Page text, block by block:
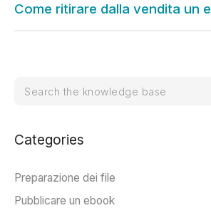
Come ritirare dalla vendita un
Categories
Preparazione dei file
Pubblicare un ebook